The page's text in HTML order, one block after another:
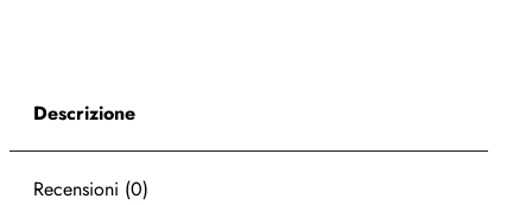
Descrizione
Recensioni (0)